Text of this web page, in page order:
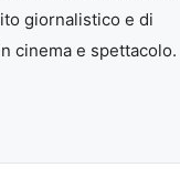
giornalistico e di
cinema e spettacolo.